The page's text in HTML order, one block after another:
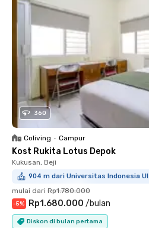
360
Coliving • Campur
Kost Rukita Lotus Depok
Kukusan, Beji
904 m dari Universitas Indonesia UI
mulai dari Rp1.780.000
-5% Rp1.680.000 /bulan
Diskon di bulan pertama